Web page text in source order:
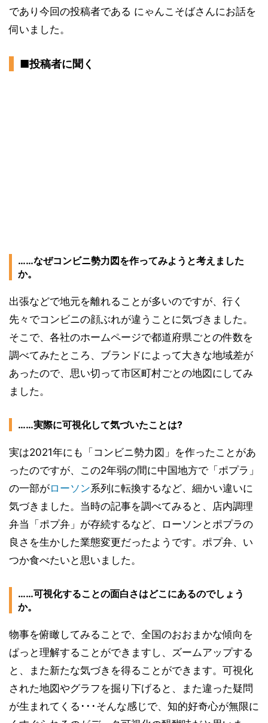
であり今回の投稿者である にゃんこそばさんにお話を
伺いました。
■投稿者に聞く
……なぜコンビニ勢力図を作ってみようと考えました
か。
出張などで地元を離れることが多いのですが、行く
先々でコンビニの顔ぶれが違うことに気づきました。
そこで、各社のホームページで都道府県ごとの件数を
調べてみたところ、ブランドによって大きな地域差が
あったので、思い切って市区町村ごとの地図にしてみ
ました。
……実際に可視化して気づいたことは?
実は2021年にも「コンビニ勢力図」を作ったことがあ
ったのですが、この2年弱の間に中国地方で「ポプラ」
の一部がローソン系列に転換するなど、細かい違いに
気づきました。当時の記事を調べてみると、店内調理
弁当「ポプ弁」が存続するなど、ローソンとポプラの
良さを生かした業態変更だったようです。ポプ弁、い
つか食べたいと思いました。
……可視化することの面白さはどこにあるのでしょう
か。
物事を俯瞰してみることで、全国のおおまかな傾向を
ぱっと理解することができますし、ズームアップする
と、また新たな気づきを得ることができます。可視化
された地図やグラフを掘り下げると、また違った疑問
が生まれてくる･･･そんな感じで、知的好奇心が無限に